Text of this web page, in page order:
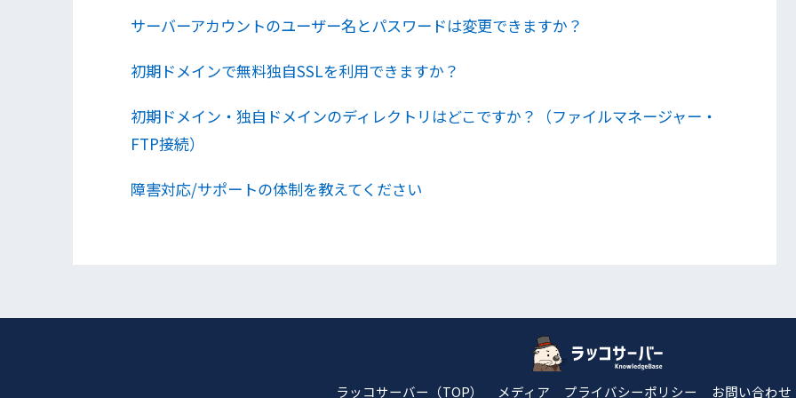
サーバーアカウントのユーザー名とパスワードは変更できますか？
初期ドメインで無料独自SSLを利用できますか？
初期ドメイン・独自ドメインのディレクトリはどこですか？（ファイルマネージャー・
FTP接続）
障害対応/サポートの体制を教えてください
ラッコサーバー（TOP） メディア プライバシーポリシー お問い合わせ